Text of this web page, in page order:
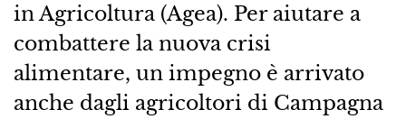
in Agricoltura (Agea). Per aiutare a
combattere la nuova crisi
alimentare, un impegno è arrivato
anche dagli agricoltori di Campagna